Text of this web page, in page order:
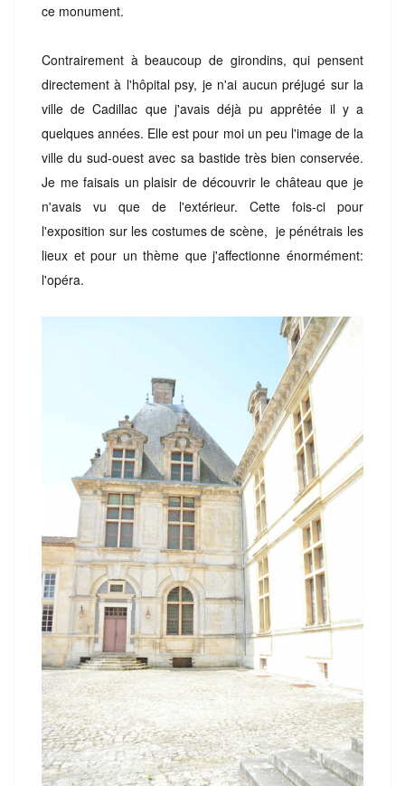
ce monument.
Contrairement à beaucoup de girondins, qui pensent
directement à l'hôpital psy, je n'ai aucun préjugé sur la
ville de Cadillac que j'avais déjà pu apprêtée il y a
quelques années. Elle est pour moi un peu l'image de la
ville du sud-ouest avec sa bastide très bien conservée.
Je me faisais un plaisir de découvrir le château que je
n'avais vu que de l'extérieur. Cette fois-ci pour
l'exposition sur les costumes de scène, je pénétrais les
lieux et pour un thème que j'affectionne énormément:
l'opéra.